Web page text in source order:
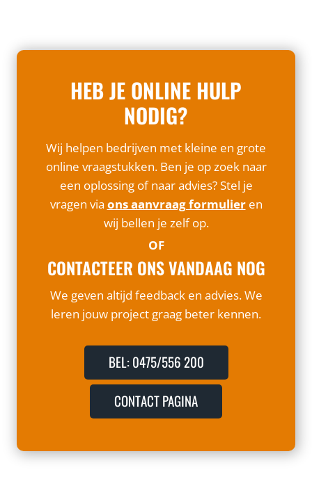
HEB JE ONLINE HULP
NODIG?
Wij helpen bedrijven met kleine en grote
online vraagstukken. Ben je op zoek naar
een oplossing of naar advies? Stel je
vragen via ons aanvraag formulieren
wij bellen je zelf op.
OF
CONTACTEER ONS VANDAAG NOG
We geven altijd feedback en advies. We
leren jouw project graag beter kennen.
BEL: 0475/556 200
CONTACT PAGINA